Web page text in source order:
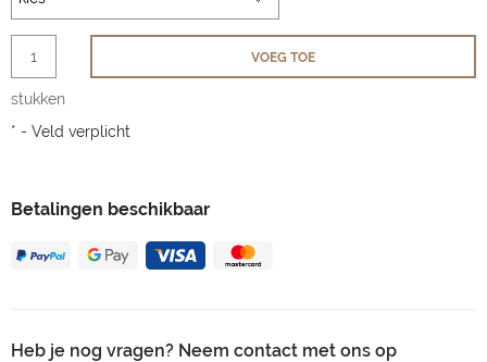
Betalingen beschikbaar
Heb je nog vragen? Neem contact met ons op
stukken
VOEG TOE
* - Veld verplicht